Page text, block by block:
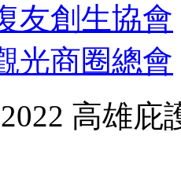
友創生協會
光商圈總會
高雄